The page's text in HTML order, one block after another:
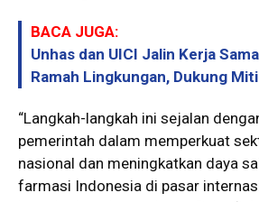
BACA JUGA:
Unhas dan UICI Jalin Kerja
Ramah Lingkungan, Dukung
“Langkah-langkah ini sejalan
pemerintah dalam memperkuat
nasional dan meningkatkan daya
farmasi Indonesia di pasar